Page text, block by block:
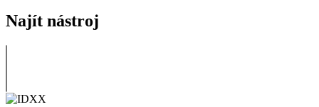
Najít nástroj